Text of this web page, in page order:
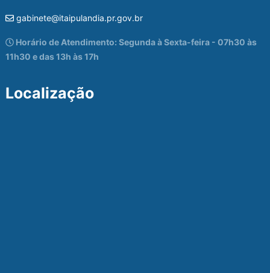
gabinete@itaipulandia.pr.gov.br
Horário de Atendimento: Segunda à Sexta-feira - 07h30 às
11h30 e das 13h às 17h
Localização